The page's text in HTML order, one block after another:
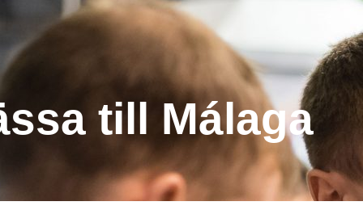
till Málaga